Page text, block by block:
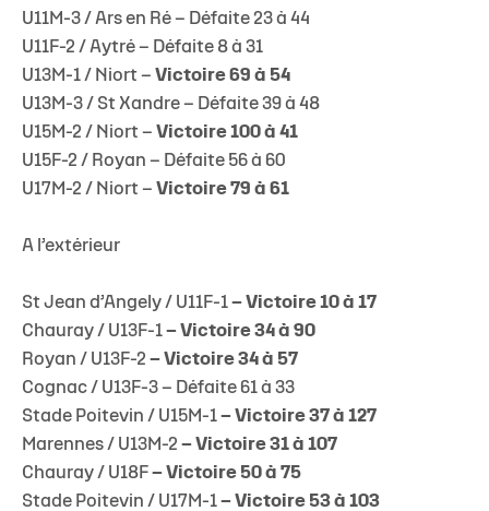
U11M-3 / Ars en Ré – Défaite 23 à 44
U11F-2 / Aytré – Défaite 8 à 31
U13M-1 / Niort – Victoire 69 à 54
U13M-3 / St Xandre – Défaite 39 à 48
U15M-2 / Niort – Victoire 100 à 41
U15F-2 / Royan – Défaite 56 à 60
U17M-2 / Niort – Victoire 79 à 61
A l’extérieur
St Jean d’Angely / U11F-1 – Victoire 10 à 17
Chauray / U13F-1 – Victoire 34 à 90
Royan / U13F-2 – Victoire 34 à 57
Cognac / U13F-3 – Défaite 61 à 33
Stade Poitevin / U15M-1 – Victoire 37 à 127
Marennes / U13M-2 – Victoire 31 à 107
Chauray / U18F – Victoire 50 à 75
Stade Poitevin / U17M-1 – Victoire 53 à 103